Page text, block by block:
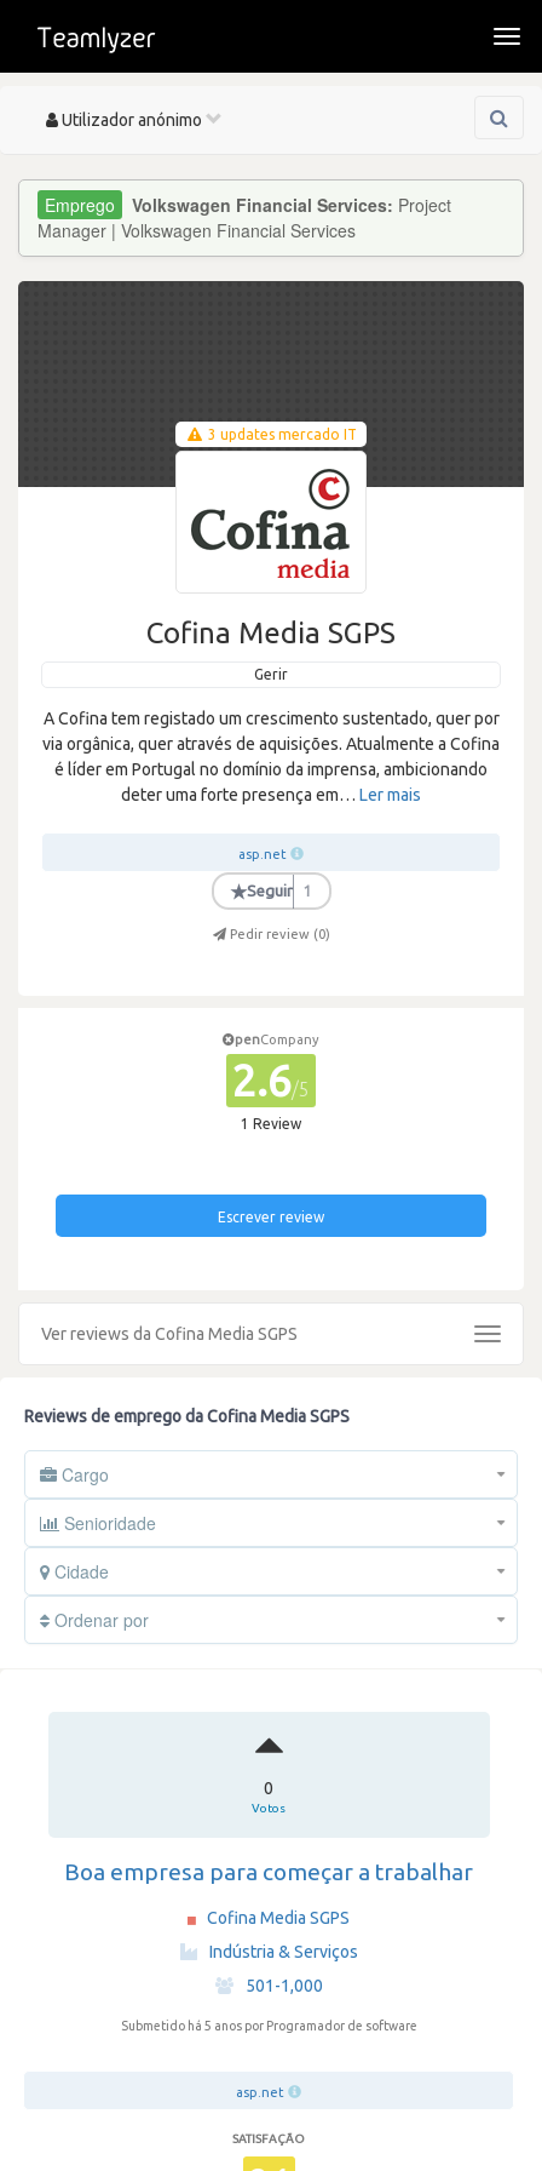
Toggle
Utilizador anónimo
Volkswagen Financial Services: Project
Manager | Volkswagen Financial Services
3 updates mercado IT
Cofina Media SGPS
Gerir
A Cofina tem registado um crescimento sustentado, quer por
via orgânica, quer através de aquisições. Atualmente a Cofina
é líder em Portugal no domínio da imprensa, ambicionando
deter uma forte presença em… Ler mais
asp.net
★Seguir 1
Pedir review (0)
penCompany
2.6/5
1 Review
Escrever review
Ver reviews da Cofina Media SGPS
Toggle
Reviews de emprego da Cofina Media SGPS
Cargo
Senioridade
Cidade
Ordenar por
0
Votos
Boa empresa para começar a trabalhar
Cofina Media SGPS
Indústria & Serviços
·
501-1,000
Submetido há 5 anos por Programador de software
asp.net
SATISFAÇÃO